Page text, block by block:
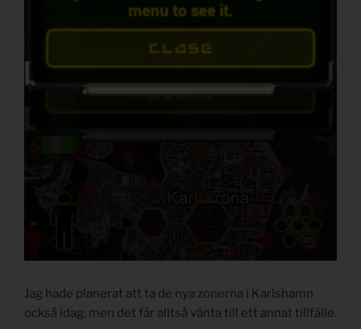
Jag hade planerat att ta de nya zonerna i Karlshamn
också idag, men det får alltså vänta till ett annat tillfälle.